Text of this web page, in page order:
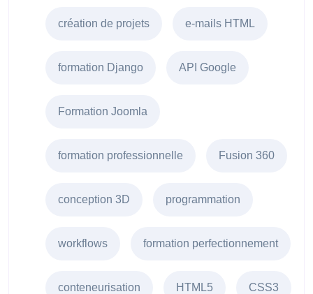
création de projets e-mails HTML
formation Django API Google
Formation Joomla
formation professionnelle Fusion 360
conception 3D programmation
workflows formation perfectionnement
conteneurisation HTML5 CSS3